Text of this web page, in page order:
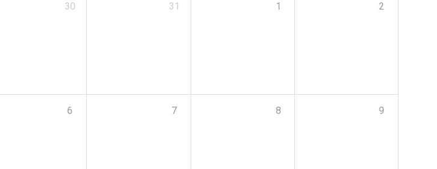
30 31 1 2
6 7 8 9